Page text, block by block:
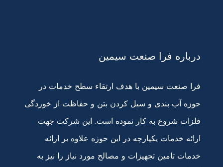
درباره فرا صنعت سیمین
فرا صنعت سیمین با هدف ارتقاء سطح خدمات در
حوزه آب بندی و سیل کردن بتن و حفاظت از خوردگی
فلزات شروع به کار نموده است. این شرکت جهت
ارائه خدمات یکپارچه در این حوزه علاوه بر ارائه
خدمات تامین تجهیزات و مصالح مورد نیاز را نیز به